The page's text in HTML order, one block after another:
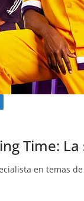
Time:
en temas